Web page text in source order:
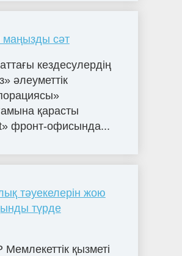
маңызды сәт
кездесулердің
әлеуметтік
қарасты
фронт-офисында...
тәуекелерін жою
түрде
қызметі